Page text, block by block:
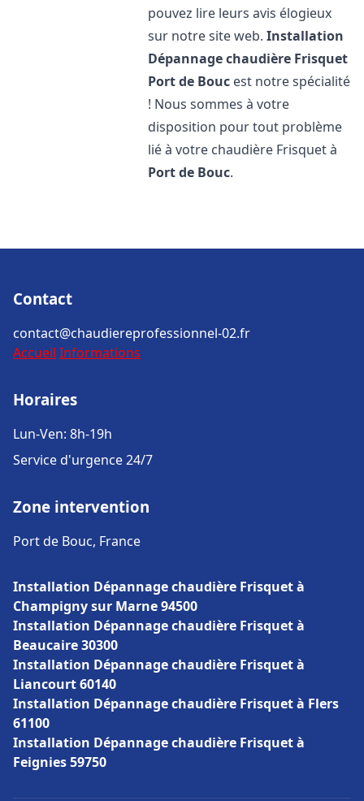
pouvez lire leurs avis élogieux
sur notre site web.Installation
Dépannage chaudière Frisquet
Port de Bouc est notre spécialité
! Nous sommes à votre
disposition pour tout problème
lié à votre chaudière Frisquet à
Port de Bouc.
Contact
contact@chaudiereprofessionnel-02.fr
Accueil Informations
Horaires
Lun-Ven: 8h-19h
Service d'urgence 24/7
Zone intervention
Port de Bouc, France
Installation Dépannage chaudière Frisquet à
Champigny sur Marne 94500
Installation Dépannage chaudière Frisquet à
Beaucaire 30300
Installation Dépannage chaudière Frisquet à
Liancourt 60140
Installation Dépannage chaudière Frisquet à Flers
61100
Installation Dépannage chaudière Frisquet à
Feignies 59750